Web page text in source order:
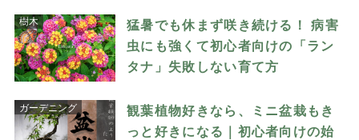
樹木
猛暑でも休まず咲き続ける！ 病害
虫にも強くて初心者向けの「ラン
タナ」失敗しない育て方
ガーデニング
観葉植物好きなら、ミニ盆栽もき
っと好きになる｜初心者向けの始